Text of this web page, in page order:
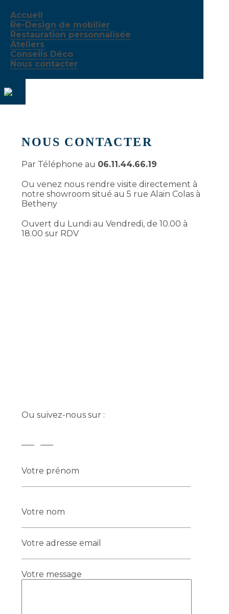
Accueil
Re-Design de mobilier
Restauration personnalisée
Ateliers
Conseils Déco
Nous contacter
NOUS CONTACTER
Par Téléphone au 06.11.44.66.19
Ou venez nous rendre visite directement à
notre showroom situé au 5 rue Alain Colas à
Betheny
Ouvert du Lundi au Vendredi, de 10.00 à
18.00 sur RDV
Ou suivez-nous sur :
Votre prénom
Votre nom
Votre adresse email
Votre message